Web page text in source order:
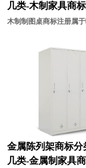
服装商标注册
工业机器商标
花商标注册
化学商标注册
几类-木制家具商
哪一类？
木制制图桌商标注册属
金属陈列架商标分
几类-金属制家具